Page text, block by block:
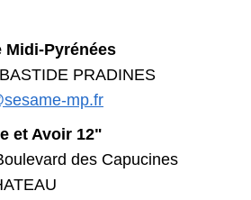
Midi-Pyrénées
PRADINES
mp.fr
et Avoir 12"
des Capucines